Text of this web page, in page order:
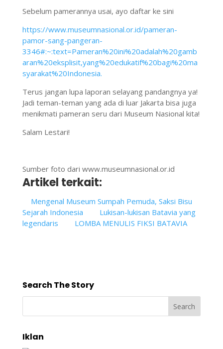
Sebelum pamerannya usai, ayo daftar ke sini
https://www.museumnasional.or.id/pameran-
pamor-sang-pangeran-
3346#:~:text=Pameran%20ini%20adalah%20gamb
aran%20eksplisit,yang%20edukatif%20bagi%20ma
syarakat%20Indonesia.
Terus jangan lupa laporan selayang pandangnya ya!
Jadi teman-teman yang ada di luar Jakarta bisa juga
menikmati pameran seru dari Museum Nasional kita!
Salam Lestari!
Sumber foto dari www.museumnasional.or.id
Artikel terkait:
Mengenal Museum Sumpah Pemuda, Saksi Bisu
Sejarah Indonesia
Lukisan-lukisan Batavia yang
legendaris
LOMBA MENULIS FIKSI BATAVIA
Search The Story
Iklan